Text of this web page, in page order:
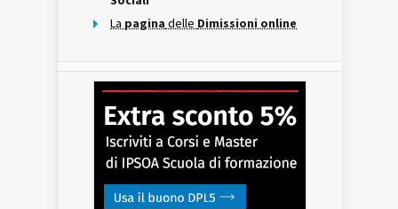
La pagina delle Dimissioni online